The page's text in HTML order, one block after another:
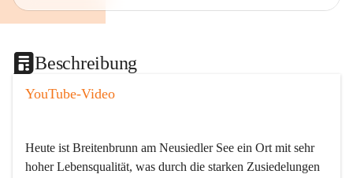
Beschreibung
YouTube-Video
Heute ist Breitenbrunn am Neusiedler See ein Ort mit sehr
hoher Lebensqualität, was durch die starken Zusiedelungen